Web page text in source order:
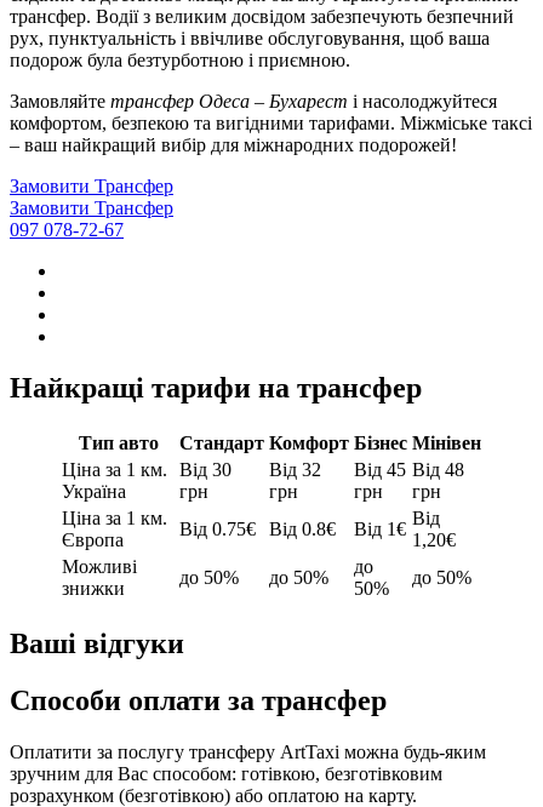
трансфер. Водії з великим досвідом забезпечують безпечний
рух, пунктуальність і ввічливе обслуговування, щоб ваша
подорож була безтурботною і приємною.
Замовляйте трансфер Одеса – Бухарест і насолоджуйтеся
комфортом, безпекою та вигідними тарифами. Міжміське таксі
– ваш найкращий вибір для міжнародних подорожей!
Замовити Трансфер
Замовити Трансфер
097 078-72-67
Найкращі тарифи на трансфер
Тип авто Стандарт Комфорт Бізнес Мінівен
Ціна за 1 км.
Україна
Від 30
грн
Від 32
грн
Від 45
грн
Від 48
грн
Ціна за 1 км.
Європа
Від 0.75€ Від 0.8€ Від 1€
Від
1,20€
Можливі
знижки
до 50% до 50%
до
50%
до 50%
Ваші відгуки
Способи оплати за трансфер
Оплатити за послугу трансферу ArtTaxi можна будь-яким
зручним для Вас способом: готівкою, безготівковим
розрахунком (безготівкою) або оплатою на карту.